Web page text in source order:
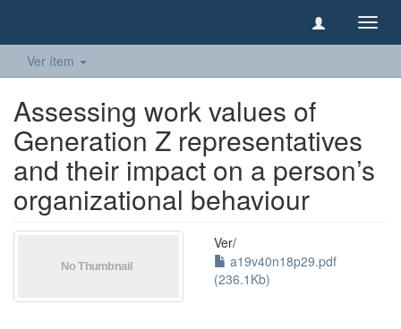
Ver ítem
Assessing work values of
Generation Z representatives
and their impact on a person’s
organizational behaviour
Ver/
a19v40n18p29.pdf
(236.1Kb)